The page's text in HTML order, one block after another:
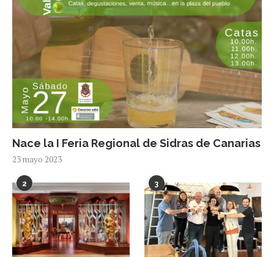
Nace la I Feria Regional de Sidras de Canarias
23 mayo 2023
2 3